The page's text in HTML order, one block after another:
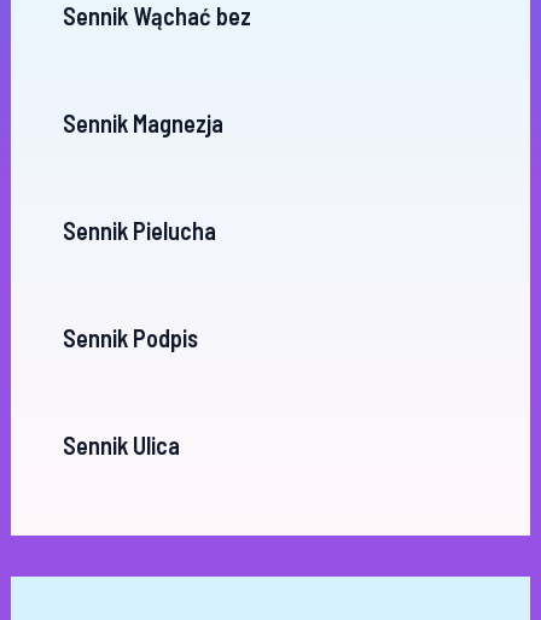
Sennik Wąchać bez
Sennik Magnezja
Sennik Pielucha
Sennik Podpis
Sennik Ulica